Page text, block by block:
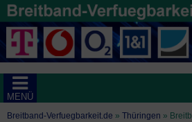
MENÜ
Breitband-Verfuegbarkeit.de » Thüringen »